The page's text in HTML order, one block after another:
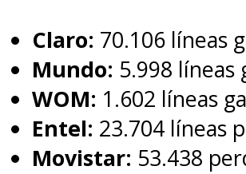
Claro: 70.106 líneas
Mundo: 5.998 líneas
WOM: 1.602 líneas
Entel: 23.704 líneas
Movistar: 53.438